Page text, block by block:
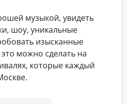
музыкой, увидеть
шоу, уникальные
изысканные
можно сделать на
которые каждый